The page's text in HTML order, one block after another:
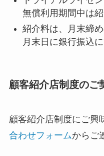
無償利用期間中は
紹介料は、月末締
月末日に銀行振込
顧客紹介店制度のご
顧客紹介店制度にご興
合わせフォームからご